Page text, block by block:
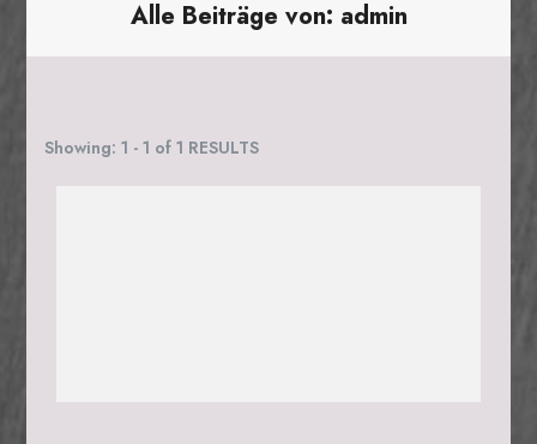
Alle Beiträge von: admin
Showing: 1 - 1 of 1 RESULTS